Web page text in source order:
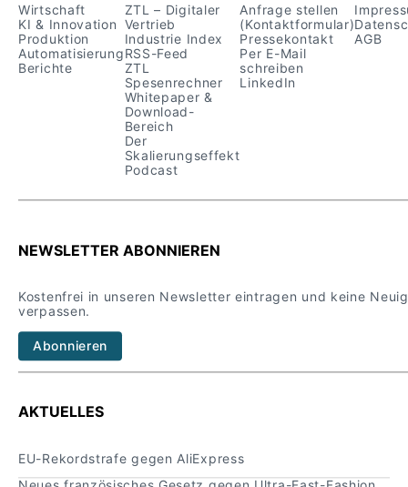
Wirtschaft
KI & Innovation
Produktion
Automatisierung
Berichte
ZTL – Digitaler
Vertrieb
Industrie Index
RSS-Feed
ZTL
Spesenrechner
Whitepaper &
Download-
Bereich
Der
Skalierungseffekt
Podcast
Anfrage stellen
(Kontaktformular)
Pressekontakt
Per E-Mail
schreiben
LinkedIn
AGB
NEWSLETTER ABONNIEREN
Kostenfrei in unseren Newsletter eintragen und keine
verpassen.
Abonnieren
AKTUELLES
EU-Rekordstrafe gegen AliExpress